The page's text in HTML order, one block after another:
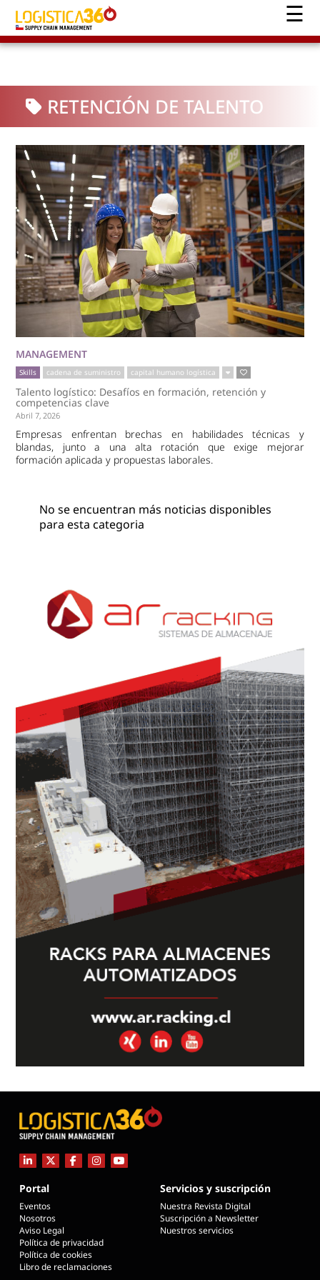
RETENCIÓN DE TALENTO
MANAGEMENT
Skills cadena de suministro capital humano logística
Talento logístico: Desafíos en formación, retención y
competencias clave
Abril 7, 2026
Empresas enfrentan brechas en habilidades técnicas y
blandas, junto a una alta rotación que exige mejorar
formación aplicada y propuestas laborales.
No se encuentran más noticias disponibles
para esta categoria
Portal
Eventos
Nosotros
Aviso Legal
Política de privacidad
Política de cookies
Libro de reclamaciones
Servicios y suscripción
Nuestra Revista Digital
Suscripción a Newsletter
Nuestros servicios